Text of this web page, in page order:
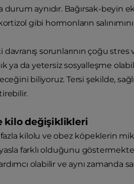
durum aynıdır. Bağırsak-beyin
gibi hormonların
davranış sorunlarının çoğu
ya da yetersiz sosyalleşme
biliyoruz. Tersi şekilde,
kilo değişiklikleri
fazla kilolu ve obez köpeklerin
farklı olduğunu
olabilir ve aynı zamanda